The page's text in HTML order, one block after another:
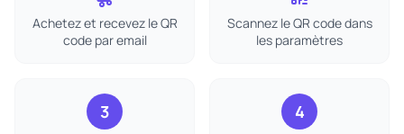
Achetez et recevez le QR
code par email
Scannez le QR code dans
les paramètres
3 4